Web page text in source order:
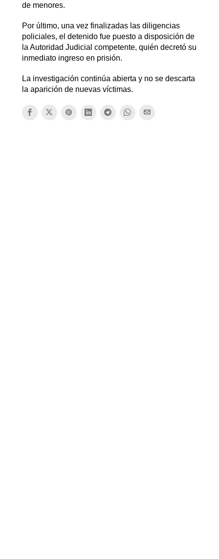
de menores.
Por último, una vez finalizadas las diligencias
policiales, el detenido fue puesto a disposición de
la Autoridad Judicial competente, quién decretó su
inmediato ingreso en prisión.
La investigación continúa abierta y no se descarta
la aparición de nuevas víctimas.